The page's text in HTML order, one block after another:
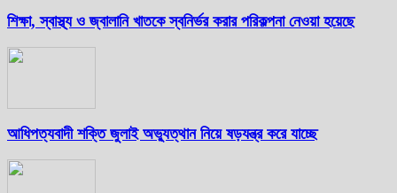
শিক্ষা, স্বাস্থ্য ও জ্বালানি খাতকে স্বনির্ভর করার পরিকল্পনা নেওয়া হয়েছে
আধিপত্যবাদী শক্তি জুলাই অভ্যুত্থান নিয়ে ষড়যন্ত্র করে যাচ্ছে